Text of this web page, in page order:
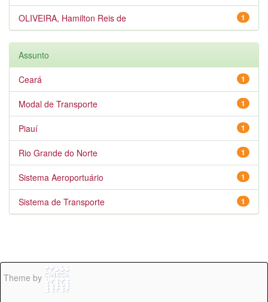
1
OLIVEIRA, Hamilton Reis de
Assunto
1
Ceará
1
Modal de Transporte
1
Piauí
1
Rio Grande do Norte
1
Sistema Aeroportuário
1
Sistema de Transporte
Theme by